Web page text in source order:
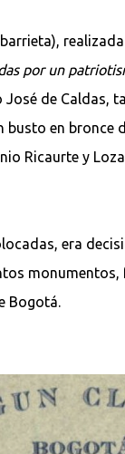
por un
de Caldas,
en
Ricaurte y
era
Bogotá.